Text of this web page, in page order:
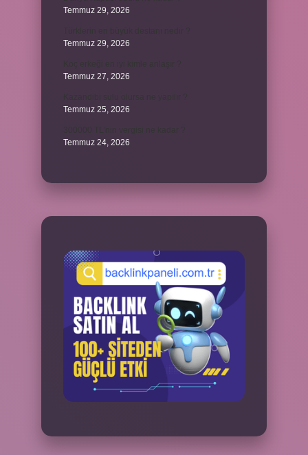
Temmuz 29, 2026
Temmuz 29, 2026
Temmuz 27, 2026
Temmuz 25, 2026
Temmuz 24, 2026